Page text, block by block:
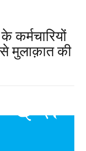
कर्मचारियों
मुलाक़ात की